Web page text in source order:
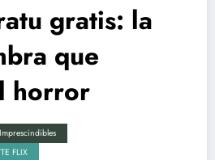
gratis: la
que
horror
FLIX